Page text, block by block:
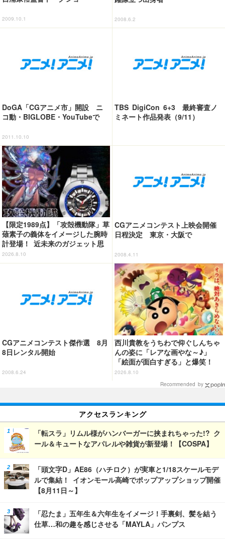
2009.10.1 2008.6.2
DoGA「CGアニメ市」開設 ニ
コ動・BIGLOBE・YouTubeで
2011.10.10
TBS DigiCon 6+3 最終審査ノ
ミネート作品発表（9/11）
【限定1989点】「攻殻機動隊」草
薙素子の義体をイメージした腕時
計登場！ 近未来のガジェット思
わせるデザインに惚れ惚れ
2026.8.10
CGアニメコンテスト上映会開催
日程決定 東京・大阪で
2008.4.11
CGアニメコンテスト傑作選 8月
8日レンタル開始
2008.6.24
西川貴教をうちわで仰ぐしんちゃ
んの姿に「レアな画やな～♪」
「絵面が面白すぎる」と爆笑！
「クレヨンしんちゃん」が西川貴
教とのコラボ動画を投稿
2026.8.10
Recommended by
アクセスランキング
「転スラ」リムル様がハンバーガーに挟まれちゃった!? ク
ール＆キュートなアパレルや雑貨が新登場！【COSPA】
「頭文字D」AE86（ハチロク）が実車と1/18スケールモデ
ルで集結！ イオンモール高崎でポップアップショップ開催
【8月11日～】
「忍たま」五年生＆六年生をイメージ！手裏剣、髪を結う
仕草…和の趣を感じさせる「MAYLA」パンプス